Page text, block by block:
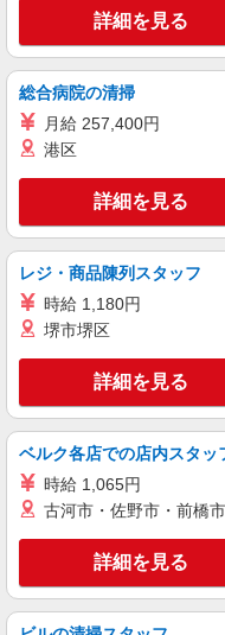
変動し
により
志）：
キープ
株式会社HITOWA フード
福祉施
月給23万
給与に応
キープ
アルバイト パート
すき家 草加八幡店
すき家
ど）
時給
高校生時
埼玉
詳細を見る
総合病院の清掃
月給 257,400円
港区
詳細を見る
レジ・商品陳列スタッフ
時給 1,180円
堺市堺区
詳細を見る
ベルク各店での店内スタッ
時給 1,065円
古河市・佐野市・前橋
詳細を見る